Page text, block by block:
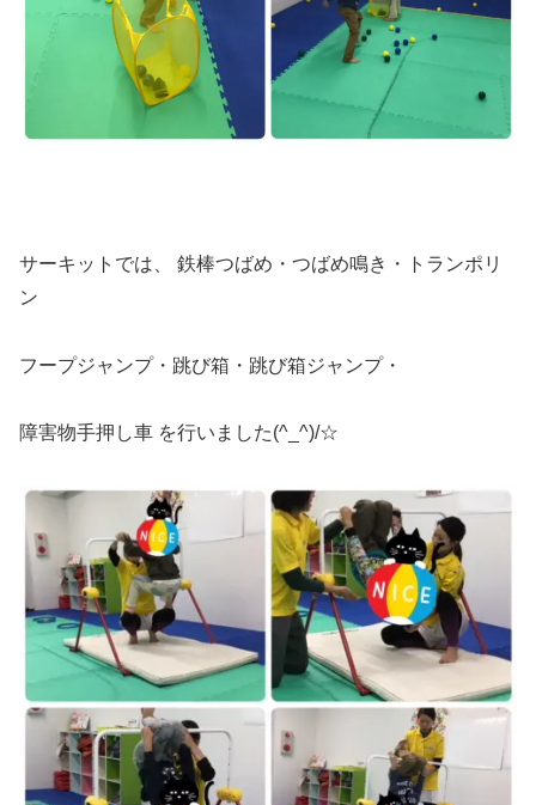
サーキットでは、 鉄棒つばめ・つばめ鳴き・トランポリ
ン
フープジャンプ・跳び箱・跳び箱ジャンプ・
障害物手押し車 を行いました(^_^)/☆